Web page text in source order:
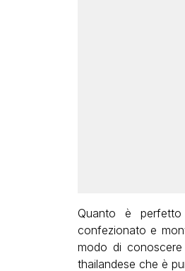
Quanto è perfetto
confezionato e
modo di
thailandese che è